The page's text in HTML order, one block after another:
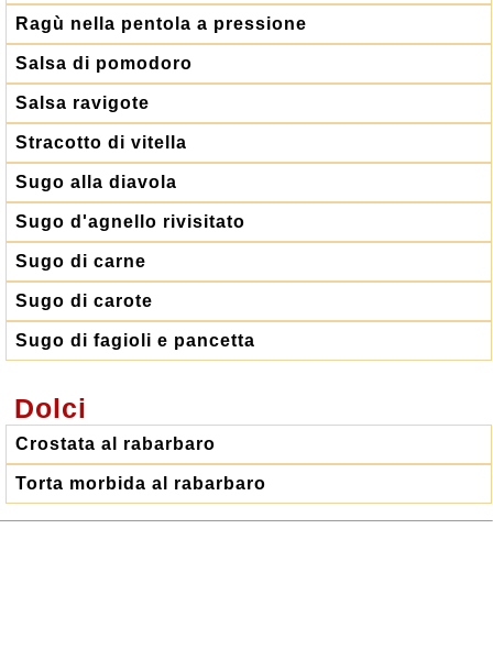
Ragù nella pentola a pressione
Salsa di pomodoro
Salsa ravigote
Stracotto di vitella
Sugo alla diavola
Sugo d'agnello rivisitato
Sugo di carne
Sugo di carote
Sugo di fagioli e pancetta
Dolci
Crostata al rabarbaro
Torta morbida al rabarbaro